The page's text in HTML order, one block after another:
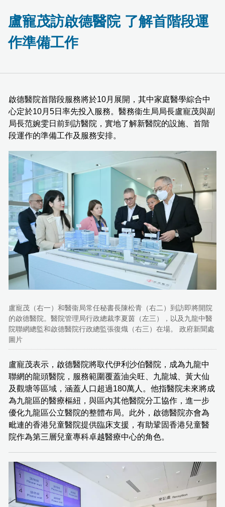
盧寵茂訪啟德醫院 了解首階段運
作準備工作
啟德醫院首階段服務將於10月展開，其中家庭醫學綜合中
心定於10月5日率先投入服務。醫務衞生局局長盧寵茂與副
局長范婉雯日前到訪醫院，實地了解新醫院的設施、首階
段運作的準備工作及服務安排。
盧寵茂（右一）和醫衞局常任秘書長陳松青（右二）到訪即將開院
的啟德醫院。醫院管理局行政總裁李夏茵（左三），以及九龍中醫
院聯網總監和啟德醫院行政總監張復熾（右三）在場。 政府新聞處
圖片
盧寵茂表示，啟德醫院將取代伊利沙伯醫院，成為九龍中
聯網的龍頭醫院，服務範圍覆蓋油尖旺、九龍城、黃大仙
及觀塘等區域，涵蓋人口超過180萬人。他指醫院未來將成
為九龍區的醫療樞紐，與區內其他醫院分工協作，進一步
優化九龍區公立醫院的整體布局。此外，啟德醫院亦會為
毗連的香港兒童醫院提供臨床支援，有助鞏固香港兒童醫
院作為第三層兒童專科卓越醫療中心的角色。